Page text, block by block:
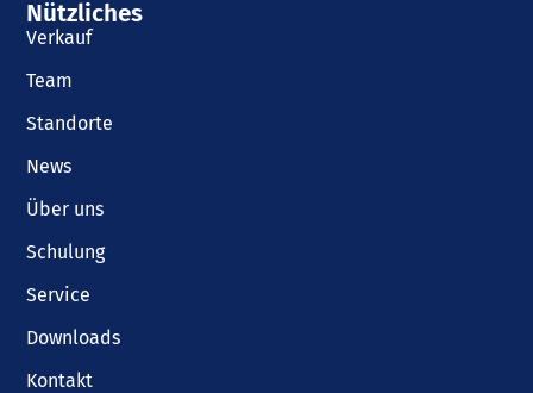
Nützliches
Verkauf
Team
Standorte
News
Über uns
Schulung
Service
Downloads
Kontakt